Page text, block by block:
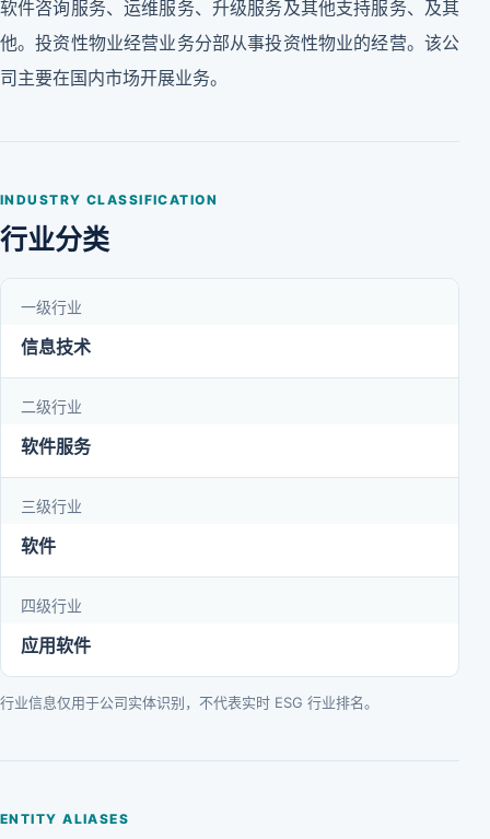
软件咨询服务、运维服务、升级服务及其他支持服务、及其
他。投资性物业经营业务分部从事投资性物业的经营。该公
司主要在国内市场开展业务。
INDUSTRY CLASSIFICATION
行业分类
一级行业
信息技术
二级行业
软件服务
三级行业
软件
四级行业
应用软件
行业信息仅用于公司实体识别，不代表实时 ESG 行业排名。
ENTITY ALIASES